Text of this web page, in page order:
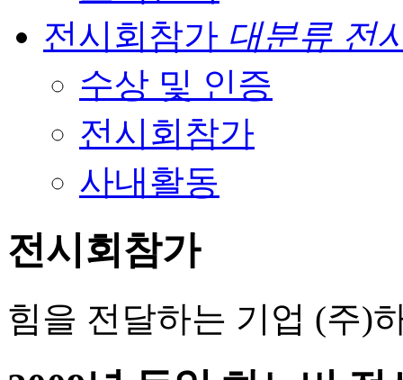
전시회참가 대분류 전
수상 및 인증
전시회참가
사내활동
전시회참가
힘을 전달하는 기업 (주)